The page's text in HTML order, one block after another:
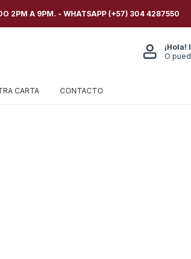
2PM A 9PM. - WHATSAPP (+57) 304 4287550
¡Hola!
O
CARTA CONTACTO